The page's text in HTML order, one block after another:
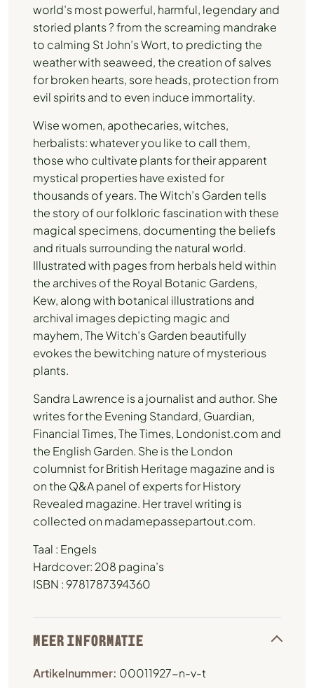
world’s most powerful, harmful, legendary and
storied plants ? from the screaming mandrake
to calming St John’s Wort, to predicting the
weather with seaweed, the creation of salves
for broken hearts, sore heads, protection from
evil spirits and to even induce immortality.
Wise women, apothecaries, witches,
herbalists: whatever you like to call them,
those who cultivate plants for their apparent
mystical properties have existed for
thousands of years. The Witch’s Garden tells
the story of our folkloric fascination with these
magical specimens, documenting the beliefs
and rituals surrounding the natural world.
Illustrated with pages from herbals held within
the archives of the Royal Botanic Gardens,
Kew, along with botanical illustrations and
archival images depicting magic and
mayhem, The Witch’s Garden beautifully
evokes the bewitching nature of mysterious
plants.
Sandra Lawrence is a journalist and author. She
writes for the Evening Standard, Guardian,
Financial Times, The Times, Londonist.com and
the English Garden. She is the London
columnist for British Heritage magazine and is
on the Q&A panel of experts for History
Revealed magazine. Her travel writing is
collected on madamepassepartout.com.
Taal : Engels
Hardcover: 208 pagina’s
ISBN : 9781787394360
MEER INFORMATIE
Artikelnummer: 00011927-n-v-t